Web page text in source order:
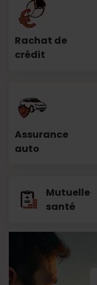
Rachat de
crédit
Assurance
auto
Mutuelle
santé